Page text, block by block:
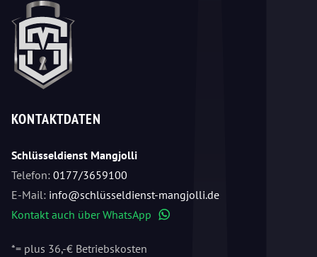
KONTAKTDATEN
Schlüsseldienst Mangjolli
Telefon: 0177/3659100
E-Mail: info@schlüsseldienst-mangjolli.de
Kontakt auch über WhatsApp
*= plus 36,-€ Betriebskosten